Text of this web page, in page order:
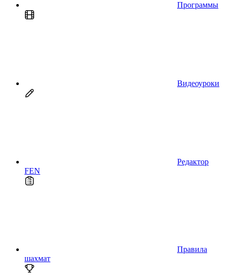
Программы
Видеоуроки
Редактор
FEN
Правила
шахмат